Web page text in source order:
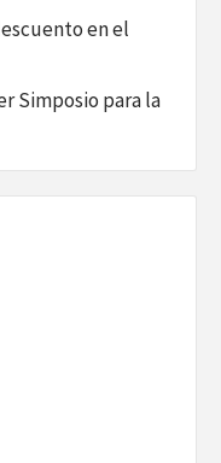
en el
Simposio para la